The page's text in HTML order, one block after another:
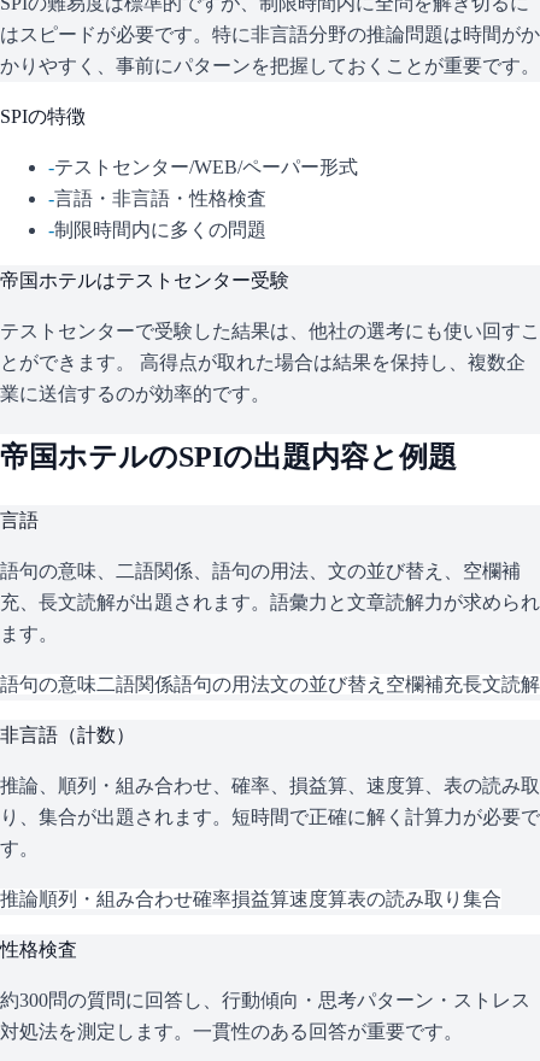
はスピードが必要です。特に非言語分野の推論問題は時間がか
かりやすく、事前にパターンを把握しておくことが重要です。
SPIの特徴
-テストセンター/WEB/ペーパー形式
-言語・非言語・性格検査
-制限時間内に多くの問題
帝国ホテルはテストセンター受験
テストセンターで受験した結果は、他社の選考にも使い回すこ
とができます。 高得点が取れた場合は結果を保持し、複数企
業に送信するのが効率的です。
帝国ホテルのSPIの出題内容と例題
言語
語句の意味、二語関係、語句の用法、文の並び替え、空欄補
充、長文読解が出題されます。語彙力と文章読解力が求められ
ます。
語句の意味二語関係語句の用法文の並び替え 空欄補充長文読解
非言語（計数）
推論、順列・組み合わせ、確率、損益算、速度算、表の読み取
り、集合が出題されます。短時間で正確に解く計算力が必要で
す。
推論順列・組み合わせ確率損益算速度算表の読み取り 集合
性格検査
約300問の質問に回答し、行動傾向・思考パターン・ストレス
対処法を測定します。一貫性のある回答が重要です。